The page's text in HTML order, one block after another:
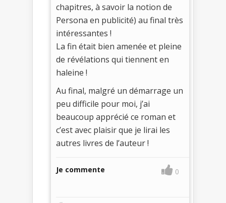
chapitres, à savoir la notion de
Persona en publicité) au final très
intéressantes !
La fin était bien amenée et pleine
de révélations qui tiennent en
haleine !
Au final, malgré un démarrage un
peu difficile pour moi, j’ai
beaucoup apprécié ce roman et
c’est avec plaisir que je lirai les
autres livres de l’auteur !
Je commente 0